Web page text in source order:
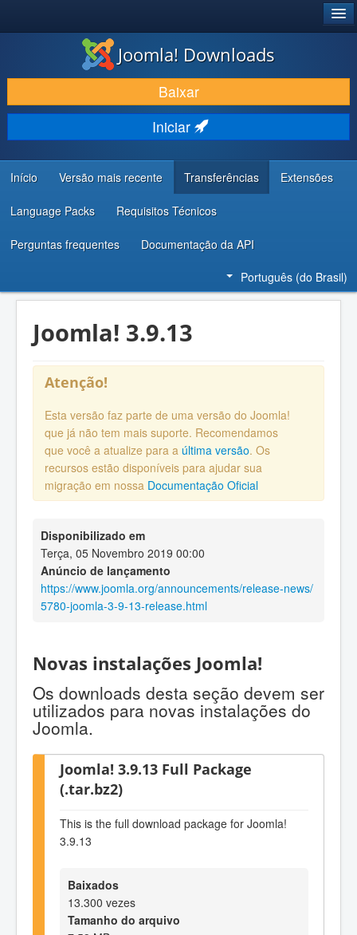
BAIXAR E APRIMORAR
DESCUBRA & APRENDA
COMUNIDADE & SUPORTE
RECURSOS PARA DESENVOLVEDORES
Joomla! Downloads
Baixar
Iniciar
Início Versão mais recente Transferências Extensões
Language Packs Requisitos Técnicos
Perguntas frequentes Documentação da API
Português (do Brasil)
Joomla! 3.9.13
Atenção!
Esta versão faz parte de uma versão do Joomla!
que já não tem mais suporte. Recomendamos
que você a atualize para a última versão. Os
recursos estão disponíveis para ajudar sua
migração em nossa Documentação Oficial
Disponibilizado em
Terça, 05 Novembro 2019 00:00
Anúncio de lançamento
https://www.joomla.org/announcements/release-news/
5780-joomla-3-9-13-release.html
Novas instalações Joomla!
Os downloads desta seção devem ser
utilizados para novas instalações do
Joomla.
Joomla! 3.9.13 Full Package
(.tar.bz2)
This is the full download package for Joomla!
3.9.13
Baixados
13.300 vezes
Tamanho do arquivo